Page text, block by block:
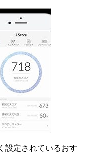
設定されているおす